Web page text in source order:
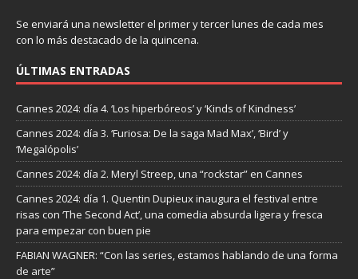
Se enviará una newsletter el primer y tercer lunes de cada mes
con lo más destacado de la quincena.
ÚLTIMAS ENTRADAS
Cannes 2024: día 4. ‘Los hiperbóreos’ y ‘Kinds of Kindness’
Cannes 2024: día 3. ‘Furiosa: De la saga Mad Max’, ‘Bird’ y
‘Megalópolis’
Cannes 2024: día 2. Meryl Streep, una “rockstar” en Cannes
Cannes 2024: día 1. Quentin Dupieux inaugura el festival entre
risas con ‘The Second Act’, una comedia absurda ligera y fresca
para empezar con buen pie
FABIAN WAGNER: “Con las series, estamos hablando de una forma
de arte”